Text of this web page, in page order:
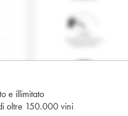
e illimitato
oltre 150.000 vini